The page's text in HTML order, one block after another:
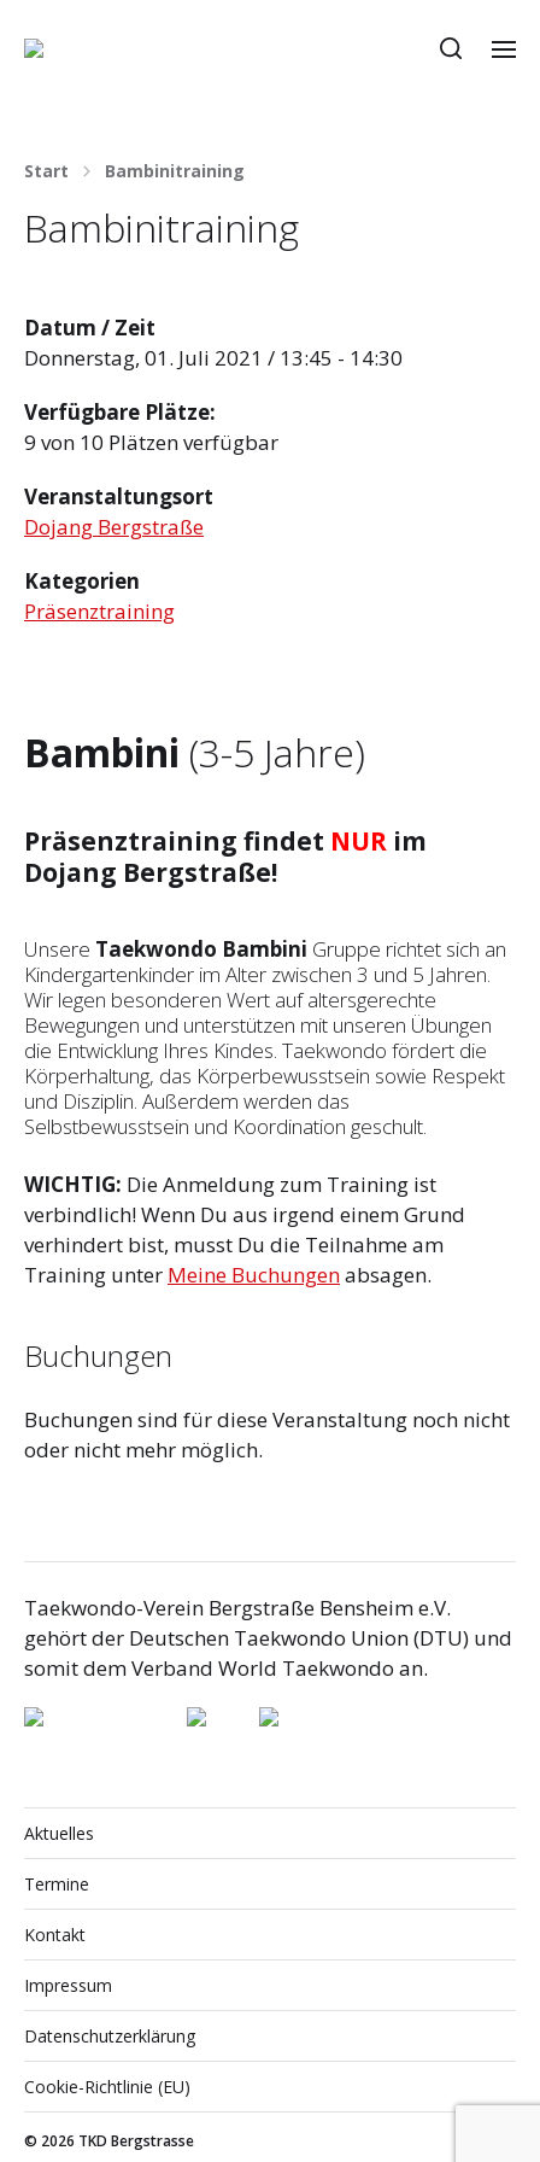
Start Bambinitraining
Bambinitraining
Datum / Zeit
Donnerstag, 01. Juli 2021 / 13:45 - 14:30
Verfügbare Plätze:
9 von 10 Plätzen verfügbar
Veranstaltungsort
Dojang Bergstraße
Kategorien
Präsenztraining
Bambini (3-5 Jahre)
Präsenztraining findet NUR im
Dojang Bergstraße!
Unsere Taekwondo Bambini Gruppe richtet sich an
Kindergartenkinder im Alter zwischen 3 und 5 Jahren.
Wir legen besonderen Wert auf altersgerechte
Bewegungen und unterstützen mit unseren Übungen
die Entwicklung Ihres Kindes. Taekwondo fördert die
Körperhaltung, das Körperbewusstsein sowie Respekt
und Disziplin. Außerdem werden das
Selbstbewusstsein und Koordination geschult.
WICHTIG: Die Anmeldung zum Training ist
verbindlich! Wenn Du aus irgend einem Grund
verhindert bist, musst Du die Teilnahme am
Training unter Meine Buchungenabsagen.
Buchungen
Buchungen sind für diese Veranstaltung noch nicht
oder nicht mehr möglich.
Taekwondo-Verein Bergstraße Bensheim e.V.
gehört der Deutschen Taekwondo Union (DTU) und
somit dem Verband World Taekwondo an.
Aktuelles
Termine
Kontakt
Impressum
Datenschutzerklärung
Cookie-Richtlinie (EU)
© 2026 TKD Bergstrasse